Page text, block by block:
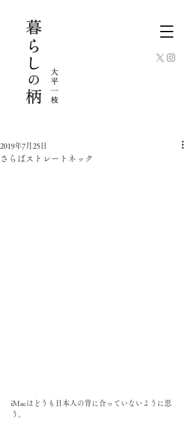
さらばストレートネック
2019年7月25日
iMacはどうも日本人の背に合っていないように思
う。